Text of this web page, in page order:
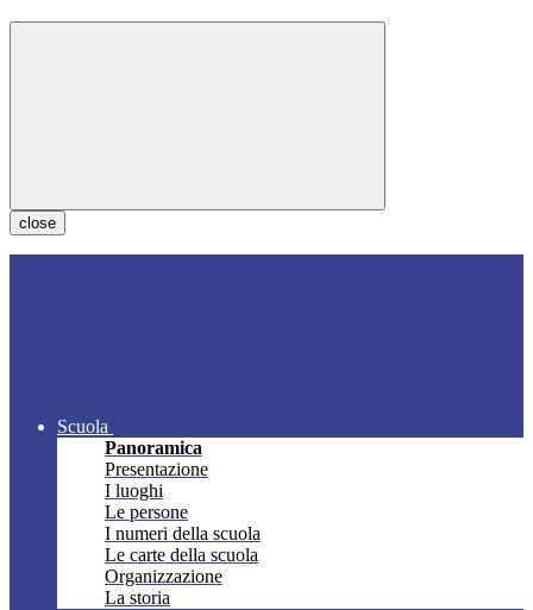
close
Scuola
Panoramica
Presentazione
I luoghi
Le persone
I numeri della scuola
Le carte della scuola
Organizzazione
La storia